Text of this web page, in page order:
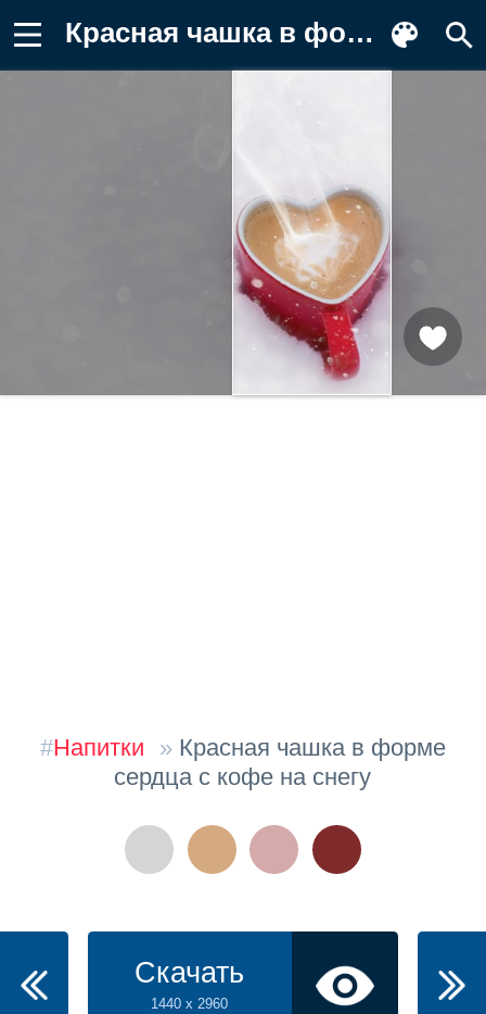
Красная чашка в форме сердца с кофе на Обои на телефон
#Напитки » Красная чашка в форме
сердца с кофе на снегу
Скачать
1440 x 2960